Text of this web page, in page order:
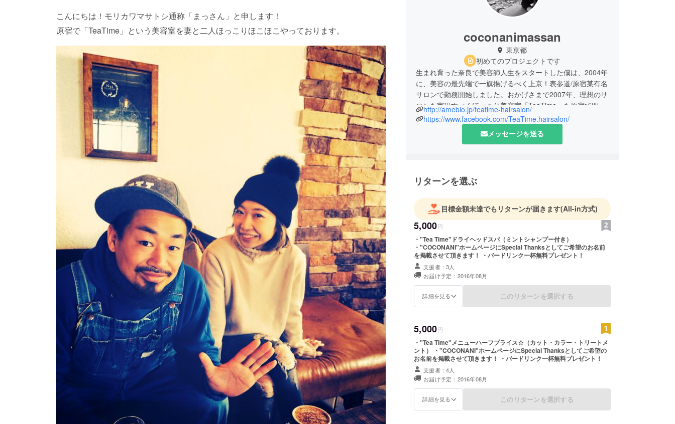
こんにちは！モリカワマサトシ通称「まっさん」と申します！
原宿で「TeaTime」という美容室を妻と二人ほっこりほこほこやっております。
coconanimassan
東京都
初めてのプロジェクトです
生まれ育った奈良で美容師人生をスタートした僕は、2004年
に、美容の最先端で一旗揚げるべく上京！表参道/原宿某有名
サロンで勤務開始しました。おかげさまで2007年、理想のサ
ロンを実現すべくほっこり美容室「TeaTime」を原宿で開業
することができて、現在9年目！夫婦仲睦まじく2人で営業進
る居心地のよいスペースづくりにこだわっています。
2016年現在、「TeaTime」と同じ建物の１Fで「人」と
「人」がリアルな場で出会い、つながるスペース作りを目指
し、「COCONANI」を構想中♪
http://ameblo.jp/teatime-hairsalon/
https://www.facebook.com/TeaTime.hairsalon/
メッセージを送る
リターンを選ぶ
目標金額未達でもリターンが届きます(All-in方式)
5,000円
・"Tea Time"ドライヘッドスパ（ミントシャンプー付き）
・"COCONANI"ホームページにSpecial Thanksとしてご希望のお名前
を掲載させて頂きます！ ・バードリンク一杯無料プレゼント！
支援者：3人
お届け予定：2016年08月
詳細を見る このリターンを選択する
5,000円
・"Tea Time"メニューハーフプライス☆（カット・カラー・トリートメ
ント） ・"COCONANI"ホームページにSpecial Thanksとしてご希望の
お名前を掲載させて頂きます！ ・バードリンク一杯無料プレゼント！
支援者：4人
お届け予定：2016年08月
詳細を見る このリターンを選択する